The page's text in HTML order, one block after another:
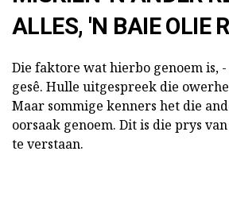
ALLES, 'N BAIE OLIE
Die faktore wat hierbo genoem is,
gesê. Hulle uitgespreek die
Maar sommige kenners het die
oorsaak genoem. Dit is die prys
te verstaan.